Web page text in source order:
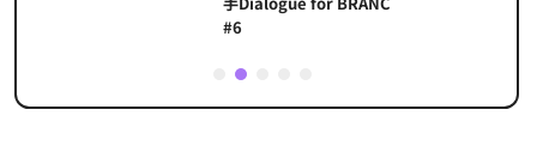
#6
2